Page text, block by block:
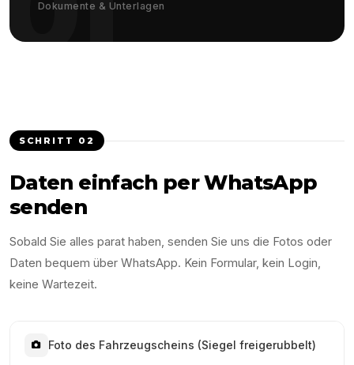
Dokumente & Unterlagen
SCHRITT 02
Daten einfach per WhatsApp
senden
Sobald Sie alles parat haben, senden Sie uns die Fotos oder
Daten bequem über WhatsApp. Kein Formular, kein Login,
keine Wartezeit.
Foto des Fahrzeugscheins (Siegel freigerubbelt)